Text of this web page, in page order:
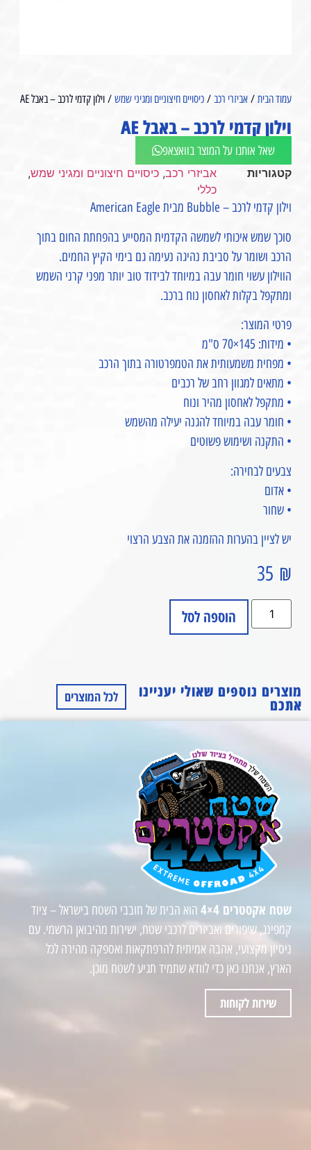
עמוד הבית/ אביזרי רכב/ כיסויים חיצוניים ומגיני שמש/ וילון קדמי לרכב – באבל AE⁩
וילון קדמי לרכב – באבל AE⁩
שאל אותנו על המוצר בוואצאפ
קטגוריות אביזרי רכב, כיסויים חיצוניים ומגיני שמש,
כללי
וילון קדמי לרכב – Bubble מבית American Eagle
סוכך שמש איכותי לשמשה הקדמית המסייע בהפחתת החום בתוך
הרכב ושומר על סביבת נהיגה נעימה גם בימי הקיץ החמים.
הווילון עשוי חומר עבה במיוחד לבידוד טוב יותר מפני קרני השמש
ומתקפל בקלות לאחסון נוח ברכב.
פרטי המוצר:
• מידות: 145×70 ס"מ
• מפחית משמעותית את הטמפרטורה בתוך הרכב
• מתאים למגוון רחב של רכבים
• מתקפל לאחסון מהיר ונוח
• חומר עבה במיוחד להגנה יעילה מהשמש
• התקנה ושימוש פשוטים
צבעים לבחירה:
• אדום
• שחור
יש לציין בהערות ההזמנה את הצבע הרצוי
35 ₪
הוספה לסל
מוצרים נוספים שאולי יעניינו
אתכם לכל המוצרים
שטח אקסטרים 4×4
הוא הבית של חובבי השטח בישראל – ציוד
קמפינג, שיפורים ואביזרים לרכבי שטח, ישירות מהיבואן הרשמי. עם
ניסיון מקצועי, אהבה אמיתית להרפתקאות ואספקה מהירה לכל
הארץ, אנחנו כאן כדי לוודא שתמיד תגיע לשטח מוכן.
שירות לקוחות